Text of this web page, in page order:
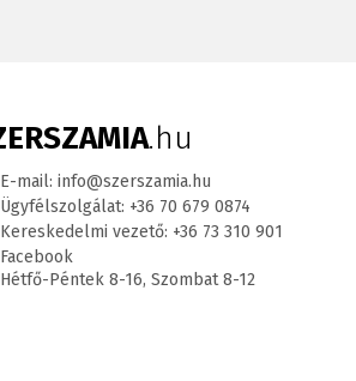
.hu
E-mail: info@szerszamia.hu
Ügyfélszolgálat: +36 70 679 0874
Kereskedelmi vezető: +36 73 310 901
Facebook
Hétfő-Péntek 8-16, Szombat 8-12